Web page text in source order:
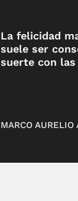
La felicidad
suele ser
suerte con las
MARCO AURELIO